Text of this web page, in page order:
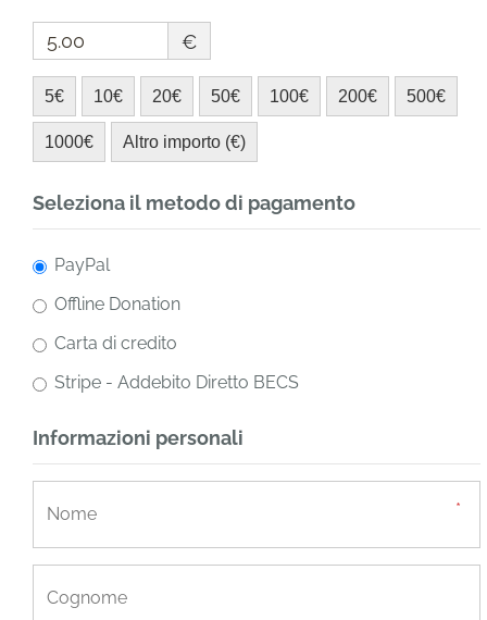
€
5€ 10€ 20€ 50€ 100€ 200€ 500€
1000€ Altro importo (€)
Seleziona il metodo di pagamento
PayPal
Offline Donation
Carta di credito
Stripe - Addebito Diretto BECS
Informazioni personali